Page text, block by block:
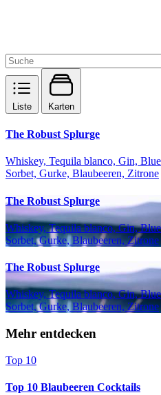
Liste Karten
The Robust Splurge
Whiskey, Tequila blanco, Gin,
Sorbet, Gurke, Blaubeeren, Zitrone
The Robust Splurge
Whiskey, Tequila blanco, Gin,
Sorbet, Gurke, Blaubeeren, Zitrone
The Robust Splurge
Whiskey, Tequila blanco, Gin,
Sorbet, Gurke, Blaubeeren, Zitrone
Mehr entdecken
Top 10
Top 10 Blaubeeren Cocktails